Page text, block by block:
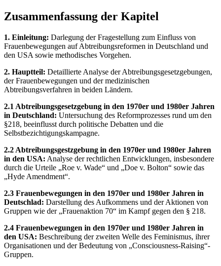
Zusammenfassung der Kapitel
1. Einleitung: Darlegung der Fragestellung zum Einfluss von
Frauenbewegungen auf Abtreibungsreformen in Deutschland und
den USA sowie methodisches Vorgehen.
2. Hauptteil: Detaillierte Analyse der Abtreibungsgesetzgebungen,
der Frauenbewegungen und der medizinischen
Abtreibungsverfahren in beiden Ländern.
2.1 Abtreibungsgesetzgebung in den 1970er und 1980er Jahren
in Deutschland: Untersuchung des Reformprozesses rund um den
§218, beeinflusst durch politische Debatten und die
Selbstbezichtigungskampagne.
2.2 Abtreibungsgestzgebung in den 1970er und 1980er Jahren
in den USA: Analyse der rechtlichen Entwicklungen, insbesondere
durch die Urteile „Roe v. Wade“ und „Doe v. Bolton“ sowie das
„Hyde Amendment“.
2.3 Frauenbewegungen in den 1970er und 1980er Jahren in
Deutschlad: Darstellung des Aufkommens und der Aktionen von
Gruppen wie der „Frauenaktion 70“ im Kampf gegen den § 218.
2.4 Frauenbewegungen in den 1970er und 1980er Jahren in
den USA: Beschreibung der zweiten Welle des Feminismus, ihrer
Organisationen und der Bedeutung von „Consciousness-Raising“-
Gruppen.